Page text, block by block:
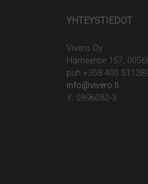
YHTEYSTIEDOT
Vivero Oy
Hämeentie 157,
puh +358 400
info@vivero.fi
Y: 0896082-3